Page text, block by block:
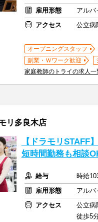
雇用形態
アルバ
アクセス
公立病
オープニングスタッフ
副業・Ｗワーク歓迎
家庭教師のトライの求人一
リ多良木店
【ドラモリSTAFF
短時間勤務も相談
給与
時給
雇用形態
アルバ
アクセス
公立病
徒歩5